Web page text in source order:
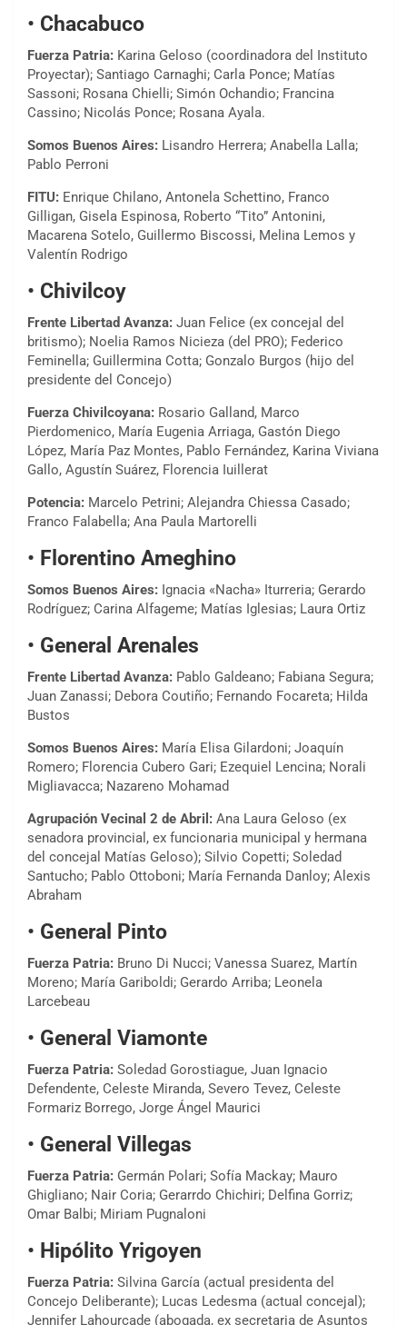
• Chacabuco
Fuerza Patria: Karina Geloso (coordinadora del Instituto
Proyectar); Santiago Carnaghi; Carla Ponce; Matías
Sassoni; Rosana Chielli; Simón Ochandio; Francina
Cassino; Nicolás Ponce; Rosana Ayala.
Somos Buenos Aires: Lisandro Herrera; Anabella Lalla;
Pablo Perroni
FITU: Enrique Chilano, Antonela Schettino, Franco
Gilligan, Gisela Espinosa, Roberto “Tito” Antonini,
Macarena Sotelo, Guillermo Biscossi, Melina Lemos y
Valentín Rodrigo
• Chivilcoy
Frente Libertad Avanza: Juan Felice (ex concejal del
britismo); Noelia Ramos Nicieza (del PRO); Federico
Feminella; Guillermina Cotta; Gonzalo Burgos (hijo del
presidente del Concejo)
Fuerza Chivilcoyana: Rosario Galland, Marco
Pierdomenico, María Eugenia Arriaga, Gastón Diego
López, María Paz Montes, Pablo Fernández, Karina Viviana
Gallo, Agustín Suárez, Florencia Iuillerat
Potencia: Marcelo Petrini; Alejandra Chiessa Casado;
Franco Falabella; Ana Paula Martorelli
• Florentino Ameghino
Somos Buenos Aires: Ignacia «Nacha» Iturreria; Gerardo
Rodríguez; Carina Alfageme; Matías Iglesias; Laura Ortiz
• General Arenales
Frente Libertad Avanza: Pablo Galdeano; Fabiana Segura;
Juan Zanassi; Debora Coutiño; Fernando Focareta; Hilda
Bustos
Somos Buenos Aires: María Elisa Gilardoni; Joaquín
Romero; Florencia Cubero Gari; Ezequiel Lencina; Norali
Migliavacca; Nazareno Mohamad
Agrupación Vecinal 2 de Abril: Ana Laura Geloso (ex
senadora provincial, ex funcionaria municipal y hermana
del concejal Matías Geloso); Silvio Copetti; Soledad
Santucho; Pablo Ottoboni; María Fernanda Danloy; Alexis
Abraham
• General Pinto
Fuerza Patria: Bruno Di Nucci; Vanessa Suarez, Martín
Moreno; María Gariboldi; Gerardo Arriba; Leonela
Larcebeau
• General Viamonte
Fuerza Patria: Soledad Gorostiague, Juan Ignacio
Defendente, Celeste Miranda, Severo Tevez, Celeste
Formariz Borrego, Jorge Ángel Maurici
• General Villegas
Fuerza Patria: Germán Polari; Sofía Mackay; Mauro
Ghigliano; Nair Coria; Gerarrdo Chichiri; Delfina Gorriz;
Omar Balbi; Miriam Pugnaloni
• Hipólito Yrigoyen
Fuerza Patria: Silvina García (actual presidenta del
Concejo Deliberante); Lucas Ledesma (actual concejal);
Jennifer Lahourcade (abogada, ex secretaria de Asuntos